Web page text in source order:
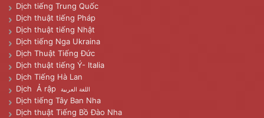
Dịch tiếng Trung Quốc
Dịch thuật tiếng Pháp
Dịch thuật tiếng Nhật
Dịch tiếng Nga Ukraina
Dịch Thuật Tiếng Đức
Dịch thuật tiếng Ý- Italia
Dịch Tiếng Hà Lan
Dịch Ả rập
اللغة العربية
Dịch tiếng Tây Ban Nha
Dịch thuật Tiếng Bồ Đào Nha